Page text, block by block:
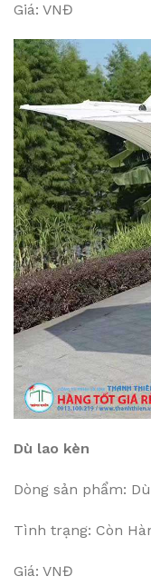
Giá: VNĐ
Dù lao kèn
Dòng sản phẩm:
Tình trạng: Còn
Giá: VNĐ